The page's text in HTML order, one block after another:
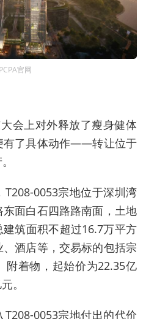
官网
会上对外释放了瘦身健体
有了具体动作——转让位于
0053宗地位于深圳湾
面白石四路路南面，土地
筑面积不超过16.7万平方
酒店等，交易标的包括宗
附着物，起始价为22.35亿
。
0053宗地付出的代价